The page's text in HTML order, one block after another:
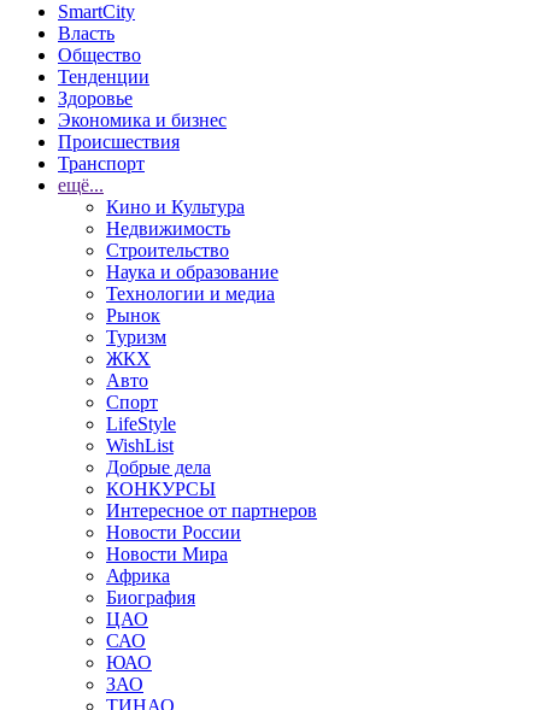
SmartCity
Власть
Общество
Тенденции
Здоровье
Экономика и бизнес
Происшествия
Транспорт
ещё...
Кино и Культура
Недвижимость
Строительство
Наука и образование
Технологии и медиа
Рынок
Туризм
ЖКХ
Авто
Спорт
LifeStyle
WishList
Добрые дела
КОНКУРСЫ
Интересное от партнеров
Новости России
Новости Мира
Африка
Биография
ЦАО
САО
ЮАО
ЗАО
ТИНАО